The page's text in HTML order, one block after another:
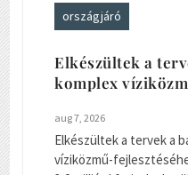
országjáró
Elkészültek a
komplex
aug 7, 2026
Elkészültek a tervek a
víziközmű-